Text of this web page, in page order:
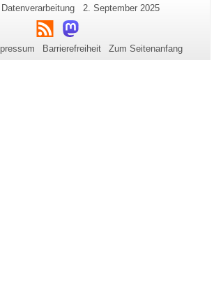
Zusätzliche
Informationen
zu
dieser
Letzte
2. September 2025
RSS Mastodon
Barrierefreiheit Zum Seitenanfang